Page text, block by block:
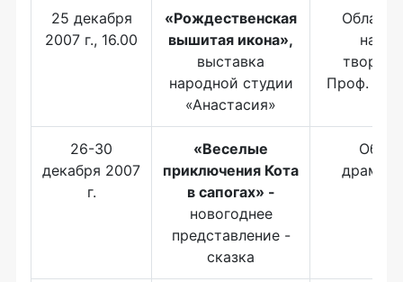
25 декабря
2007 г., 16.00
«Рождественская
вышитая икона»,
выставка
народной студии
«Анастасия»
Проф.
26-30
декабря 2007
г.
«Веселые
приключения Кота
в сапогах» -
новогоднее
представление -
сказка